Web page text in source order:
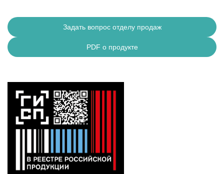
Задать вопрос отделу продаж
PDF о продукте